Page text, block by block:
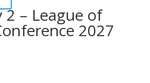
2 – League of
2027